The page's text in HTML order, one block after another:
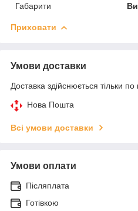
Габарити
Приховати
Умови доставки
Доставка здійснюється тільки по
Нова Пошта
Всі умови доставки
Умови оплати
Післяплата
Готівкою